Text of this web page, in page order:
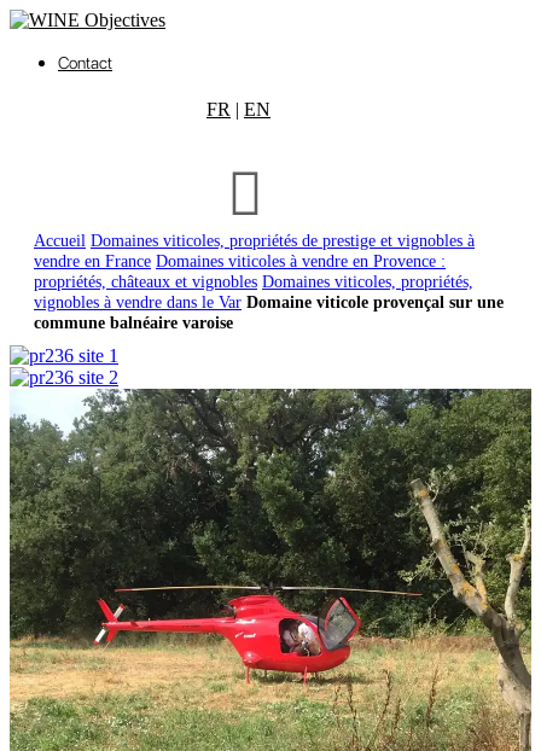
Contact
FR | EN
Accueil Domaines viticoles, propriétés de prestige et vignobles à
vendre en France Domaines viticoles à vendre en Provence :
propriétés, châteaux et vignobles Domaines viticoles, propriétés,
vignobles à vendre dans le Var Domaine viticole provençal sur une
commune balnéaire varoise